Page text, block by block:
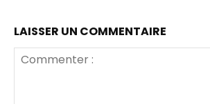
LAISSER UN COMMENTAIRE